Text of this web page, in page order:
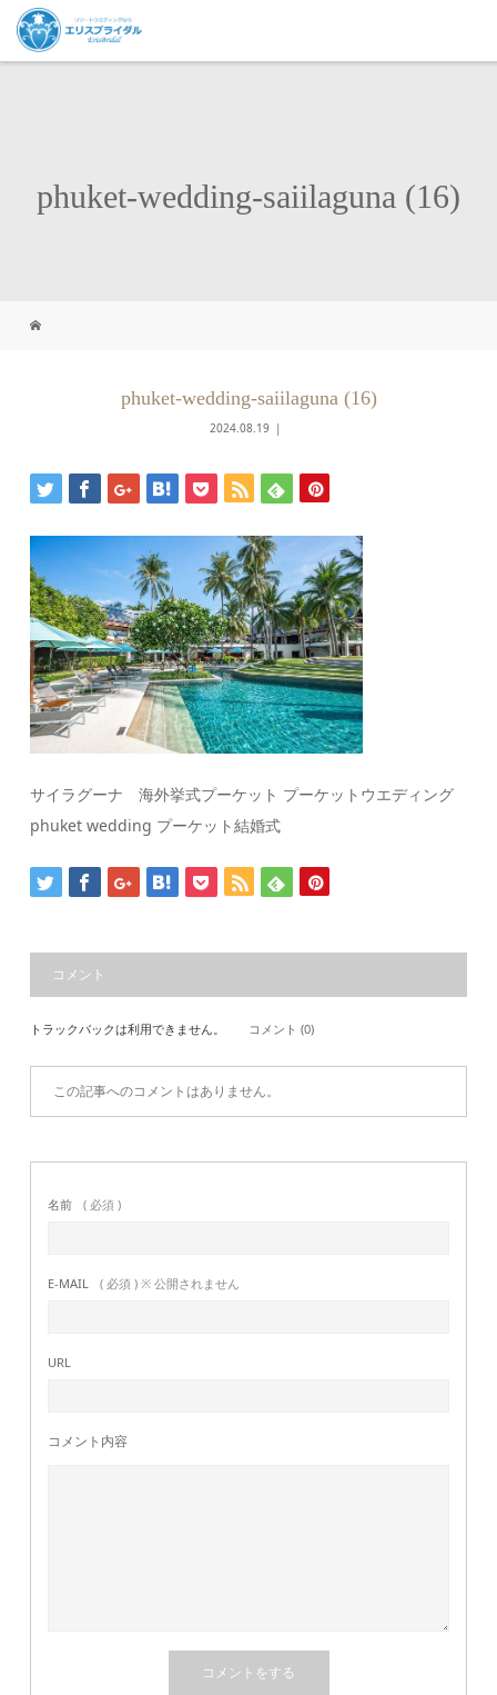
phuket-wedding-saiilaguna (16)
phuket-wedding-saiilaguna (16)
2024.08.19
サイラグーナ 海外挙式プーケット プーケットウエディング
phuket wedding プーケット結婚式
コメント
トラックバックは利用できません。 コメント (0)
この記事へのコメントはありません。
名前 ( 必須 )
E-MAIL ( 必須 ) ※ 公開されません
URL
コメント内容